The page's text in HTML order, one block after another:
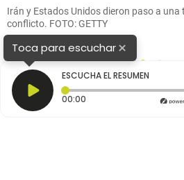
Irán y Estados Unidos dieron paso a
conflicto. FOTO: GETTY
Toca para escuchar×
ESCUCHA EL RESUMEN
00:00 Tiempo transcurrido: 0